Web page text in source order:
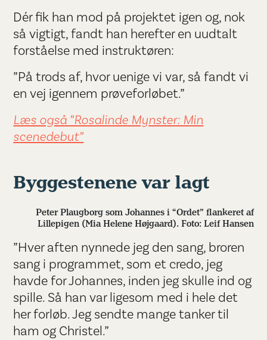
Dér fik han mod på projektet igen og, nok
så vigtigt, fandt han herefter en uudtalt
forståelse med instruktøren:
”På trods af, hvor uenige vi var, så fandt vi
en vej igennem prøveforløbet.”
Læs også ”Rosalinde Mynster: Min
scenedebut”
Byggestenene var lagt
Peter Plaugborg som Johannes i “Ordet” flankeret af
Lillepigen (Mia Helene Højgaard). Foto: Leif Hansen
”Hver aften nynnede jeg den sang, broren
sang i programmet, som et credo, jeg
havde for Johannes, inden jeg skulle ind og
spille. Så han var ligesom med i hele det
her forløb. Jeg sendte mange tanker til
ham og Christel.”